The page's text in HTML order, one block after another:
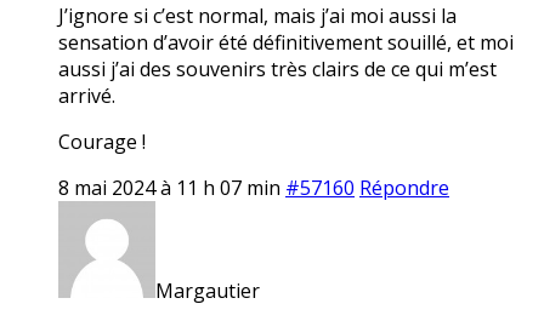
J’ignore si c’est normal, mais j’ai moi aussi la
sensation d’avoir été définitivement souillé, et moi
aussi j’ai des souvenirs très clairs de ce qui m’est
arrivé.
Courage !
8 mai 2024 à 11 h 07 min #57160 Répondre
Margautier